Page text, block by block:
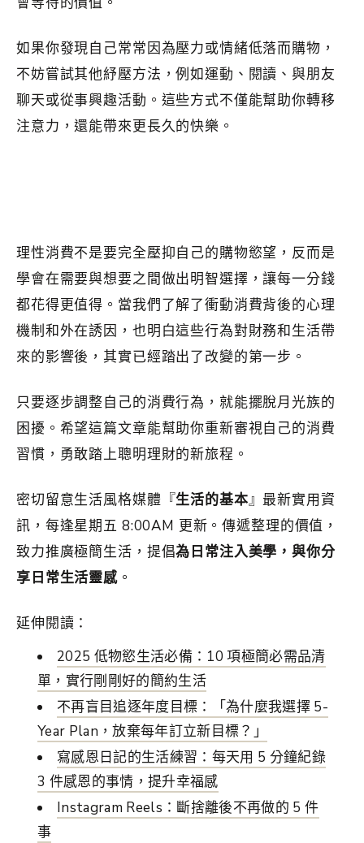
如果你發現自己常常因為壓力或情緒低落而購物，
不妨嘗試其他紓壓方法，例如運動、閱讀、與朋友
聊天或從事興趣活動。這些方式不僅能幫助你轉移
注意力，還能帶來更長久的快樂。
理性消費不是要完全壓抑自己的購物慾望，反而是
學會在需要與想要之間做出明智選擇，讓每一分錢
都花得更值得。當我們了解了衝動消費背後的心理
機制和外在誘因，也明白這些行為對財務和生活帶
來的影響後，其實已經踏出了改變的第一步。
只要逐步調整自己的消費行為，就能擺脫月光族的
困擾。希望這篇文章能幫助你重新審視自己的消費
習慣，勇敢踏上聰明理財的新旅程。
密切留意生活風格媒體『生活的基本』最新實用資
訊，每逢星期五 8:00AM 更新。傳遞整理的價值，
致力推廣極簡生活，提倡為日常注入美學，與你分
享日常生活靈感。
延伸閱讀：
2025 低物慾生活必備：10 項極簡必需品清
單，實行剛剛好的簡約生活
不再盲目追逐年度目標：「為什麼我選擇 5-
Year Plan，放棄每年訂立新目標？」
寫感恩日記的生活練習：每天用 5 分鐘紀錄
3 件感恩的事情，提升幸福感
Instagram Reels：斷捨離後不再做的 5 件
事